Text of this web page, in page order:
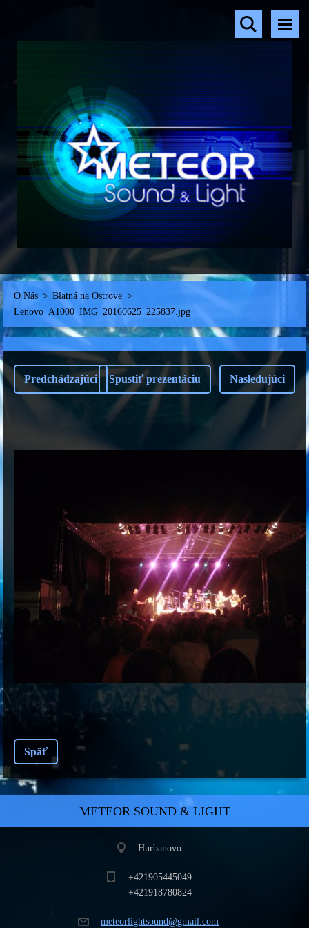
O Nás > Blatná na Ostrove >
Lenovo_A1000_IMG_20160625_225837.jpg
Predchádzajúci Spustiť prezentáciu Nasledujúci
Späť
METEOR SOUND & LIGHT
Hurbanovo
+421905445049
+421918780824
meteorlightsound@gmail.com